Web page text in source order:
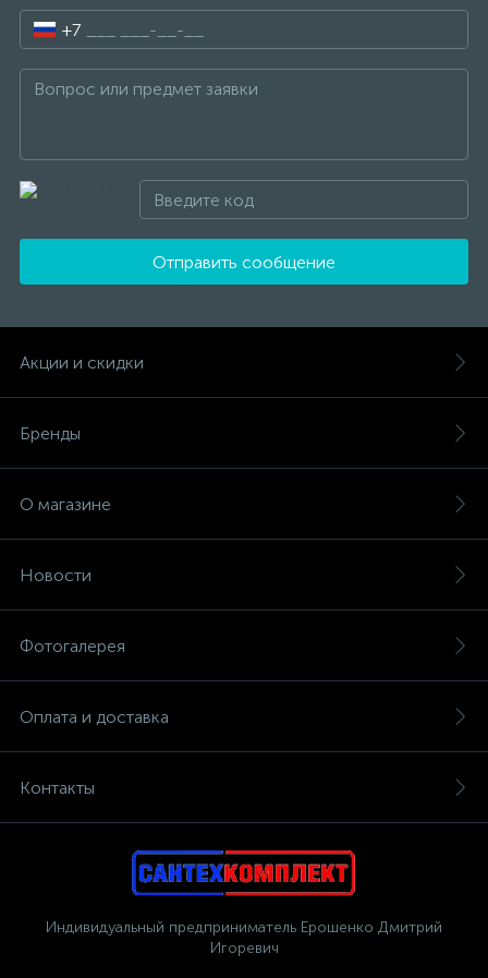
+7
Отправить сообщение
Акции и скидки
Бренды
О магазине
Новости
Фотогалерея
Оплата и доставка
Контакты
Индивидуальный предприниматель Ерошенко Дмитрий
Игоревич